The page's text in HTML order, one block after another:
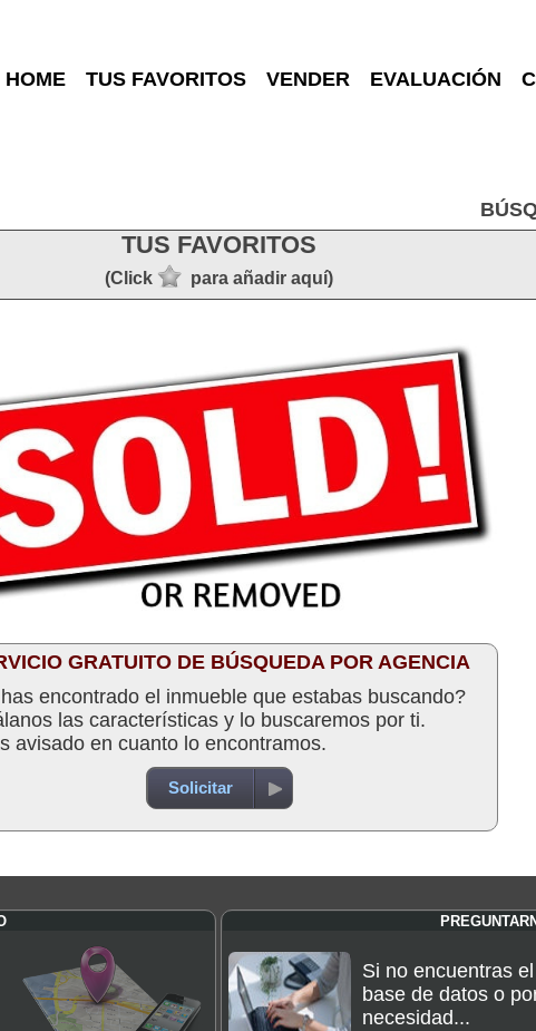
HOME TUS FAVORITOS VENDER EVALUACIÓN
TUS FAVORITOS
(Click para añadir aquí)
GRATUITO DE BÚSQUEDA POR AGENCIA
encontrado el inmueble que estabas buscando?
las características y lo buscaremos por ti.
avisado en cuanto lo encontramos.
Solicitar
Si no encuentras
base de datos o
necesidad...